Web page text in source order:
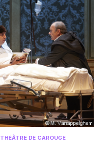
THÉÂTRE DE CAROUGE